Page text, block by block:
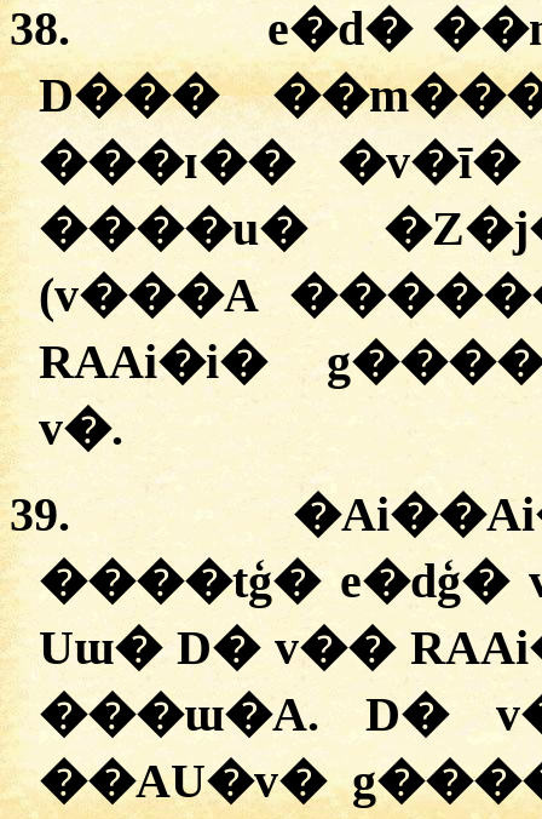
38.
e�d�
D���
���ɪ�� �v�ī�
����u�
(v���A
RAAi�i�
v�.
39.
�
����tģ� e�dģ�
Uɯ� D� v��
���ɯ�A. D�
��AU�v�